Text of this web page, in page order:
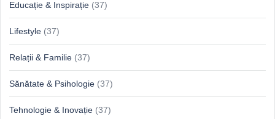
Educație & Inspirație (37)
Lifestyle (37)
Relații & Familie (37)
Sănătate & Psihologie (37)
Tehnologie & Inovație (37)